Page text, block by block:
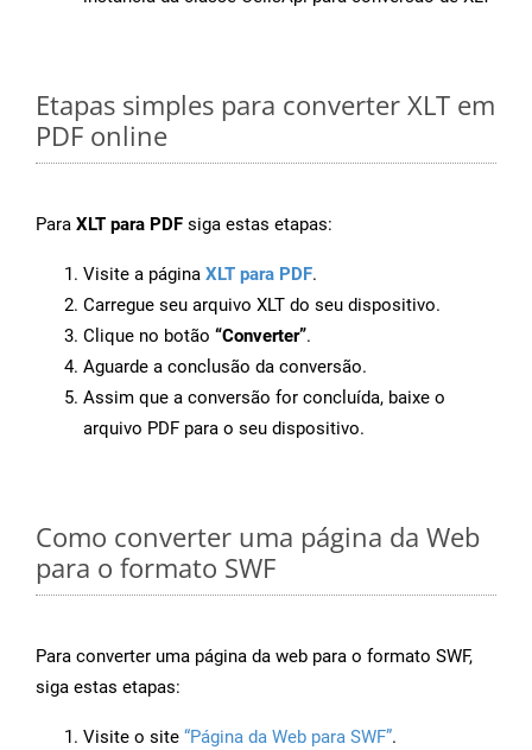
Etapas simples para converter XLT em
PDF online
Para XLT para PDF siga estas etapas:
Visite a página XLT para PDF.
Carregue seu arquivo XLT do seu dispositivo.
Clique no botão “Converter”.
Aguarde a conclusão da conversão.
Assim que a conversão for concluída, baixe o
arquivo PDF para o seu dispositivo.
Como converter uma página da Web
para o formato SWF
Para converter uma página da web para o formato SWF,
siga estas etapas:
Visite o site “Página da Web para SWF”.